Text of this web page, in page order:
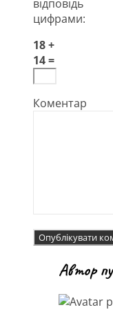
відповідь
цифрами:
18 +
14 =
Коментар
Автор